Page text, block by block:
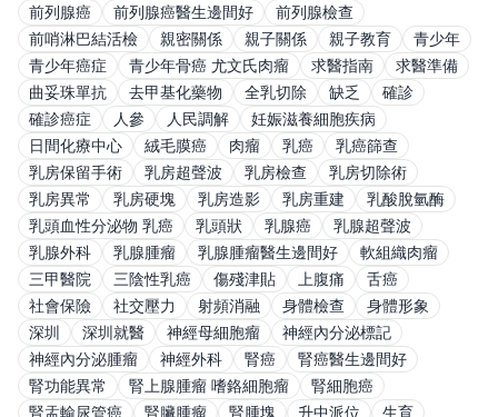
前列腺癌
前列腺癌醫生邊間好
前列腺檢查
前哨淋巴結活檢
親密關係 親子關係 親子教育
青少年
青少年癌症
青少年骨癌 尤文氏肉瘤 求醫指南
求醫準備
曲妥珠單抗
去甲基化藥物 全乳切除 缺乏
確診
確診癌症
人參 人民調解
妊娠滋養細胞疾病
日間化療中心
絨毛膜癌 肉瘤 乳癌
乳癌篩查
乳房保留手術
乳房超聲波 乳房檢查
乳房切除術
乳房異常
乳房硬塊 乳房造影 乳房重建
乳酸脫氫酶
乳頭血性分泌物 乳癌
乳頭狀 乳腺癌
乳腺超聲波
乳腺外科
乳腺腫瘤 乳腺腫瘤醫生邊間好
軟組織肉瘤
三甲醫院
三陰性乳癌 傷殘津貼 上腹痛
舌癌
社會保險
社交壓力 射頻消融 身體檢查
身體形象
深圳
深圳就醫 神經母細胞瘤
神經內分泌標記
神經內分泌腫瘤
神經外科 腎癌
腎癌醫生邊間好
腎功能異常
腎上腺腫瘤 嗜鉻細胞瘤
腎細胞癌
腎盂輸尿管癌
腎臟腫瘤 腎腫塊 升中派位 生育